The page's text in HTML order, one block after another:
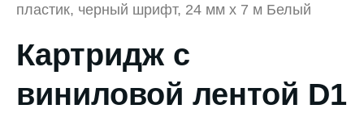
пластик, черный шрифт, 24 мм х 7 м Белый
Картридж с
виниловой лентой D1